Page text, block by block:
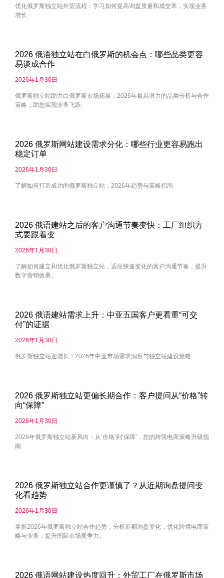
优化俄罗斯独立站外贸流程：学习如何提高询盘质量和成交率，实现业务
增长
2026 俄语独立站在白俄罗斯的机会点：哪些品类更容
易谈成合作
2026年1月30日
俄罗斯独立站助力白俄罗斯市场拓展：2026年最具潜力的品类分析与合作
策略，助您实现业务飞跃.
2026 俄罗斯网站建设需求分化：哪些行业更容易跑出
稳定订单
2026年1月30日
了解如何打造成功的俄罗斯独立站：2026年趋势与策略指南
2026 俄语建站之后的客户沟通节奏变快：工厂组织方
式要跟着变
2026年1月30日
了解如何建立和优化俄罗斯独立站，适应快速变化的客户沟通节奏，提升
数字营销效果。
2026 俄语建站需求上升：中亚五国客户更看重“可交
付”的证据
2026年1月30日
俄罗斯独立站迎增长：2026年中亚市场需求洞察与独立站建设策略
2026 俄罗斯独立站更偏长期合作：客户提问从“价格”转
向“保障”
2026年1月30日
2026年俄罗斯独立站新风向：从‘价格’到‘保障’，您的跨境电商策略升级指
南
2026 俄罗斯独立站合作更谨慎了？从近期询盘提问变
化看趋势
2026年1月30日
掌握2026年俄罗斯独立站合作趋势，分析近期询盘变化，优化跨境电商策
略与业务，提升国际市场竞争力。
2026 俄语网站建设热度回升：外贸工厂在俄罗斯市场